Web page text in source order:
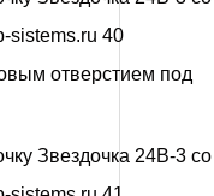
отверстием под